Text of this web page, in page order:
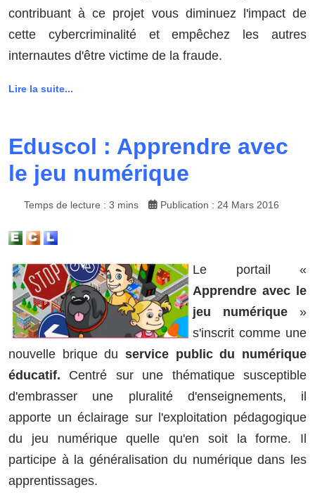
contribuant à ce projet vous diminuez l'impact de
cette cybercriminalité et empêchez les autres
internautes d'être victime de la fraude.
Lire la suite...
Eduscol : Apprendre avec
le jeu numérique
Temps de lecture : 3 mins Publication : 24 Mars 2016
Le portail «
Apprendre avec le
jeu numérique »
s'inscrit comme une
nouvelle brique du service public du numérique
éducatif. Centré sur une thématique susceptible
d'embrasser une pluralité d'enseignements, il
apporte un éclairage sur l'exploitation pédagogique
du jeu numérique quelle qu'en soit la forme. Il
participe à la généralisation du numérique dans les
apprentissages.